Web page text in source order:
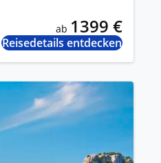
ab 1399 €
Reisedetails entdecken